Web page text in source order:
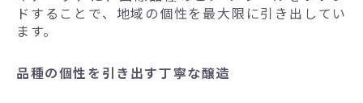
ドすることで、地域の個性を最大限に引き出してい
ます。
品種の個性を引き出す丁寧な醸造